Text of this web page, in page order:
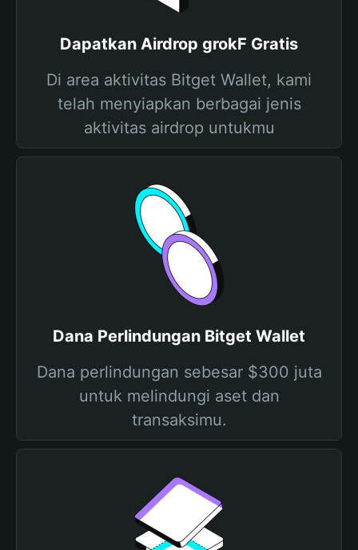
Dapatkan Airdrop grokF Gratis
Di area aktivitas Bitget Wallet, kami
telah menyiapkan berbagai jenis
aktivitas airdrop untukmu
Dana Perlindungan Bitget Wallet
Dana perlindungan sebesar $300 juta
untuk melindungi aset dan
transaksimu.